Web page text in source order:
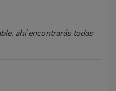
ahí encontrarás todas